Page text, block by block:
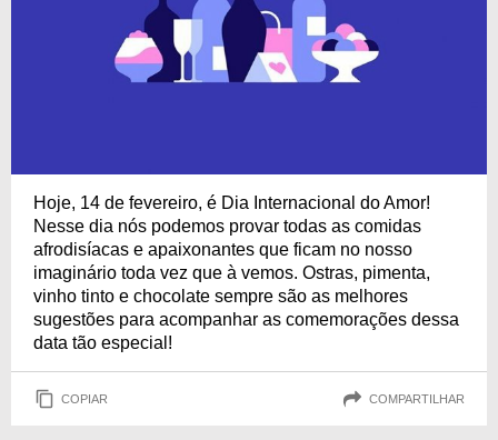
Hoje, 14 de fevereiro, é Dia Internacional do Amor!
Nesse dia nós podemos provar todas as comidas
afrodisíacas e apaixonantes que ficam no nosso
imaginário toda vez que à vemos. Ostras, pimenta,
vinho tinto e chocolate sempre são as melhores
sugestões para acompanhar as comemorações dessa
data tão especial!
COPIAR COMPARTILHAR